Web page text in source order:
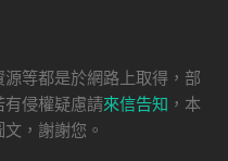
等都是於網路上取得，部
有侵權疑慮請來信告知 ，本
，謝謝您。